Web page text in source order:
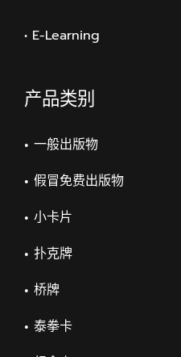
• E-Learning
产品类别
一般出版物
假冒免费出版物
小卡片
扑克牌
桥牌
泰拳卡